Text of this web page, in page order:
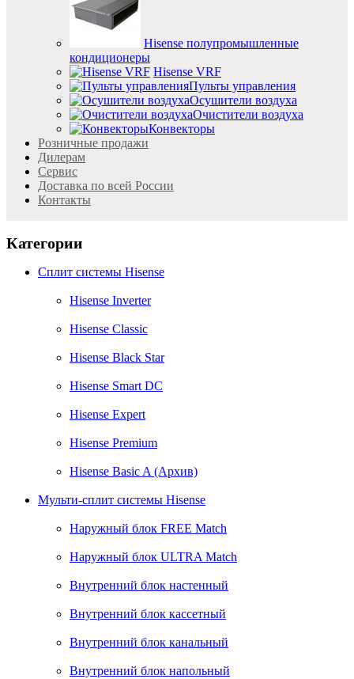
Hisense полупромышленные
кондиционеры
Hisense VRF
Пульты управления
Осушители воздуха
Очистители воздуха
Конвекторы
Розничные продажи
Дилерам
Cервис
Доставка по всей России
Контакты
Категории
Сплит системы Hisense
Hisense Inverter
Hisense Classic
Hisense Black Star
Hisense Smart DC
Hisense Expert
Hisense Premium
Hisense Basic A (Архив)
Мульти-сплит системы Hisense
Наружный блок FREE Match
Наружный блок ULTRA Match
Внутренний блок настенный
Внутренний блок кассетный
Внутренний блок канальный
Внутренний блок напольный